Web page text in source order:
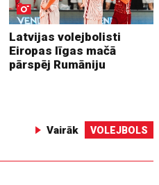
Latvijas volejbolisti
Eiropas līgas mačā
pārspēj Rumāniju
Vairāk VOLEJBOLS